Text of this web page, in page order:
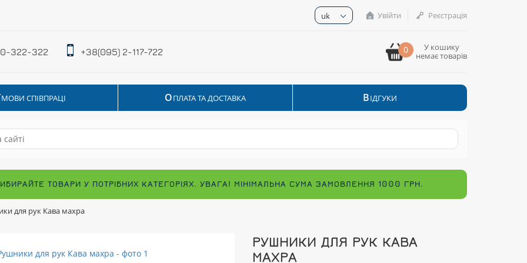
uk Увійти Реєстрація
322-322 +38(095) 2-117-722 0
У кошику
немає товарів
МОВИ СПІВПРАЦІ ОПЛАТА ТА ДОСТАВКА ВІДГУКИ
ТОВАРИ У ПОТРІБНИХ КАТЕГОРІЯХ. УВАГА! МІНІМАЛЬНА СУМА ЗАМОВЛЕННЯ 1000 ГРН.
для рук Кава махра
РУШНИКИ ДЛЯ РУК КАВА
МАХРА